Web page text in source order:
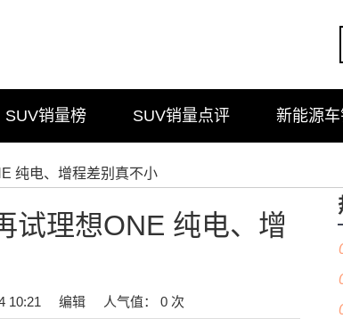
SUV销量榜 SUV销量点评 新能源
纯电、增程差别真不小
试理想ONE 纯电、增
10:21 编辑 人气值： 0 次